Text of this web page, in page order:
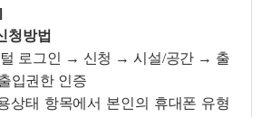
청방법
로그인 → 신청 → 시설/공간 → 출
입권한 인증
항목에서 본인의 휴대폰 유형